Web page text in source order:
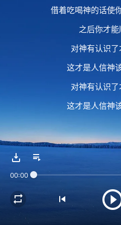
借着吃喝神的话使
之后你才能
对神有认识了
这才是人信神
对神有认识了
这才是人信神
2 如果你信神总
接受神的话作
00:00